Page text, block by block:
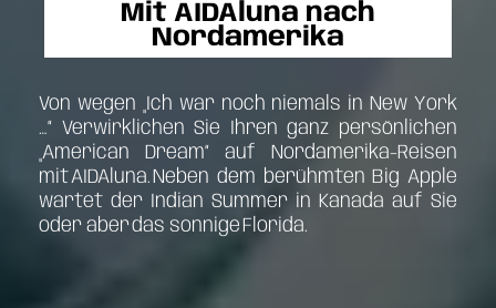
Mit AIDAluna nach
Nordamerika
Von wegen „Ich war noch niemals in New York
…“ Verwirklichen Sie Ihren ganz persönlichen
„American Dream“ auf Nordamerika-Reisen
mit AIDAluna. Neben dem berühmten Big Apple
wartet der Indian Summer in Kanada auf Sie
oder aber das sonnige Florida.